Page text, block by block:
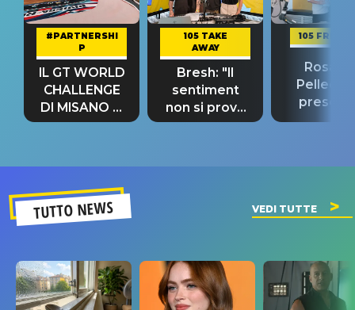
#PARTNERSHI
P
IL GT WORLD
CHALLENGE
DI MISANO si
riconferma
105 TAKE
AWAY
Bresh: "Il
sentiment
non si prova
fino alla notte
105
Rosario
“Così
TUTTO NEWS VEDI TUTTE